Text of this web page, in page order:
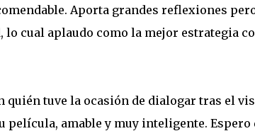
Aporta grandes reflexiones
lo cual aplaudo como la mejor estrategia
quién tuve la ocasión de dialogar tras el
película, amable y muy inteligente.